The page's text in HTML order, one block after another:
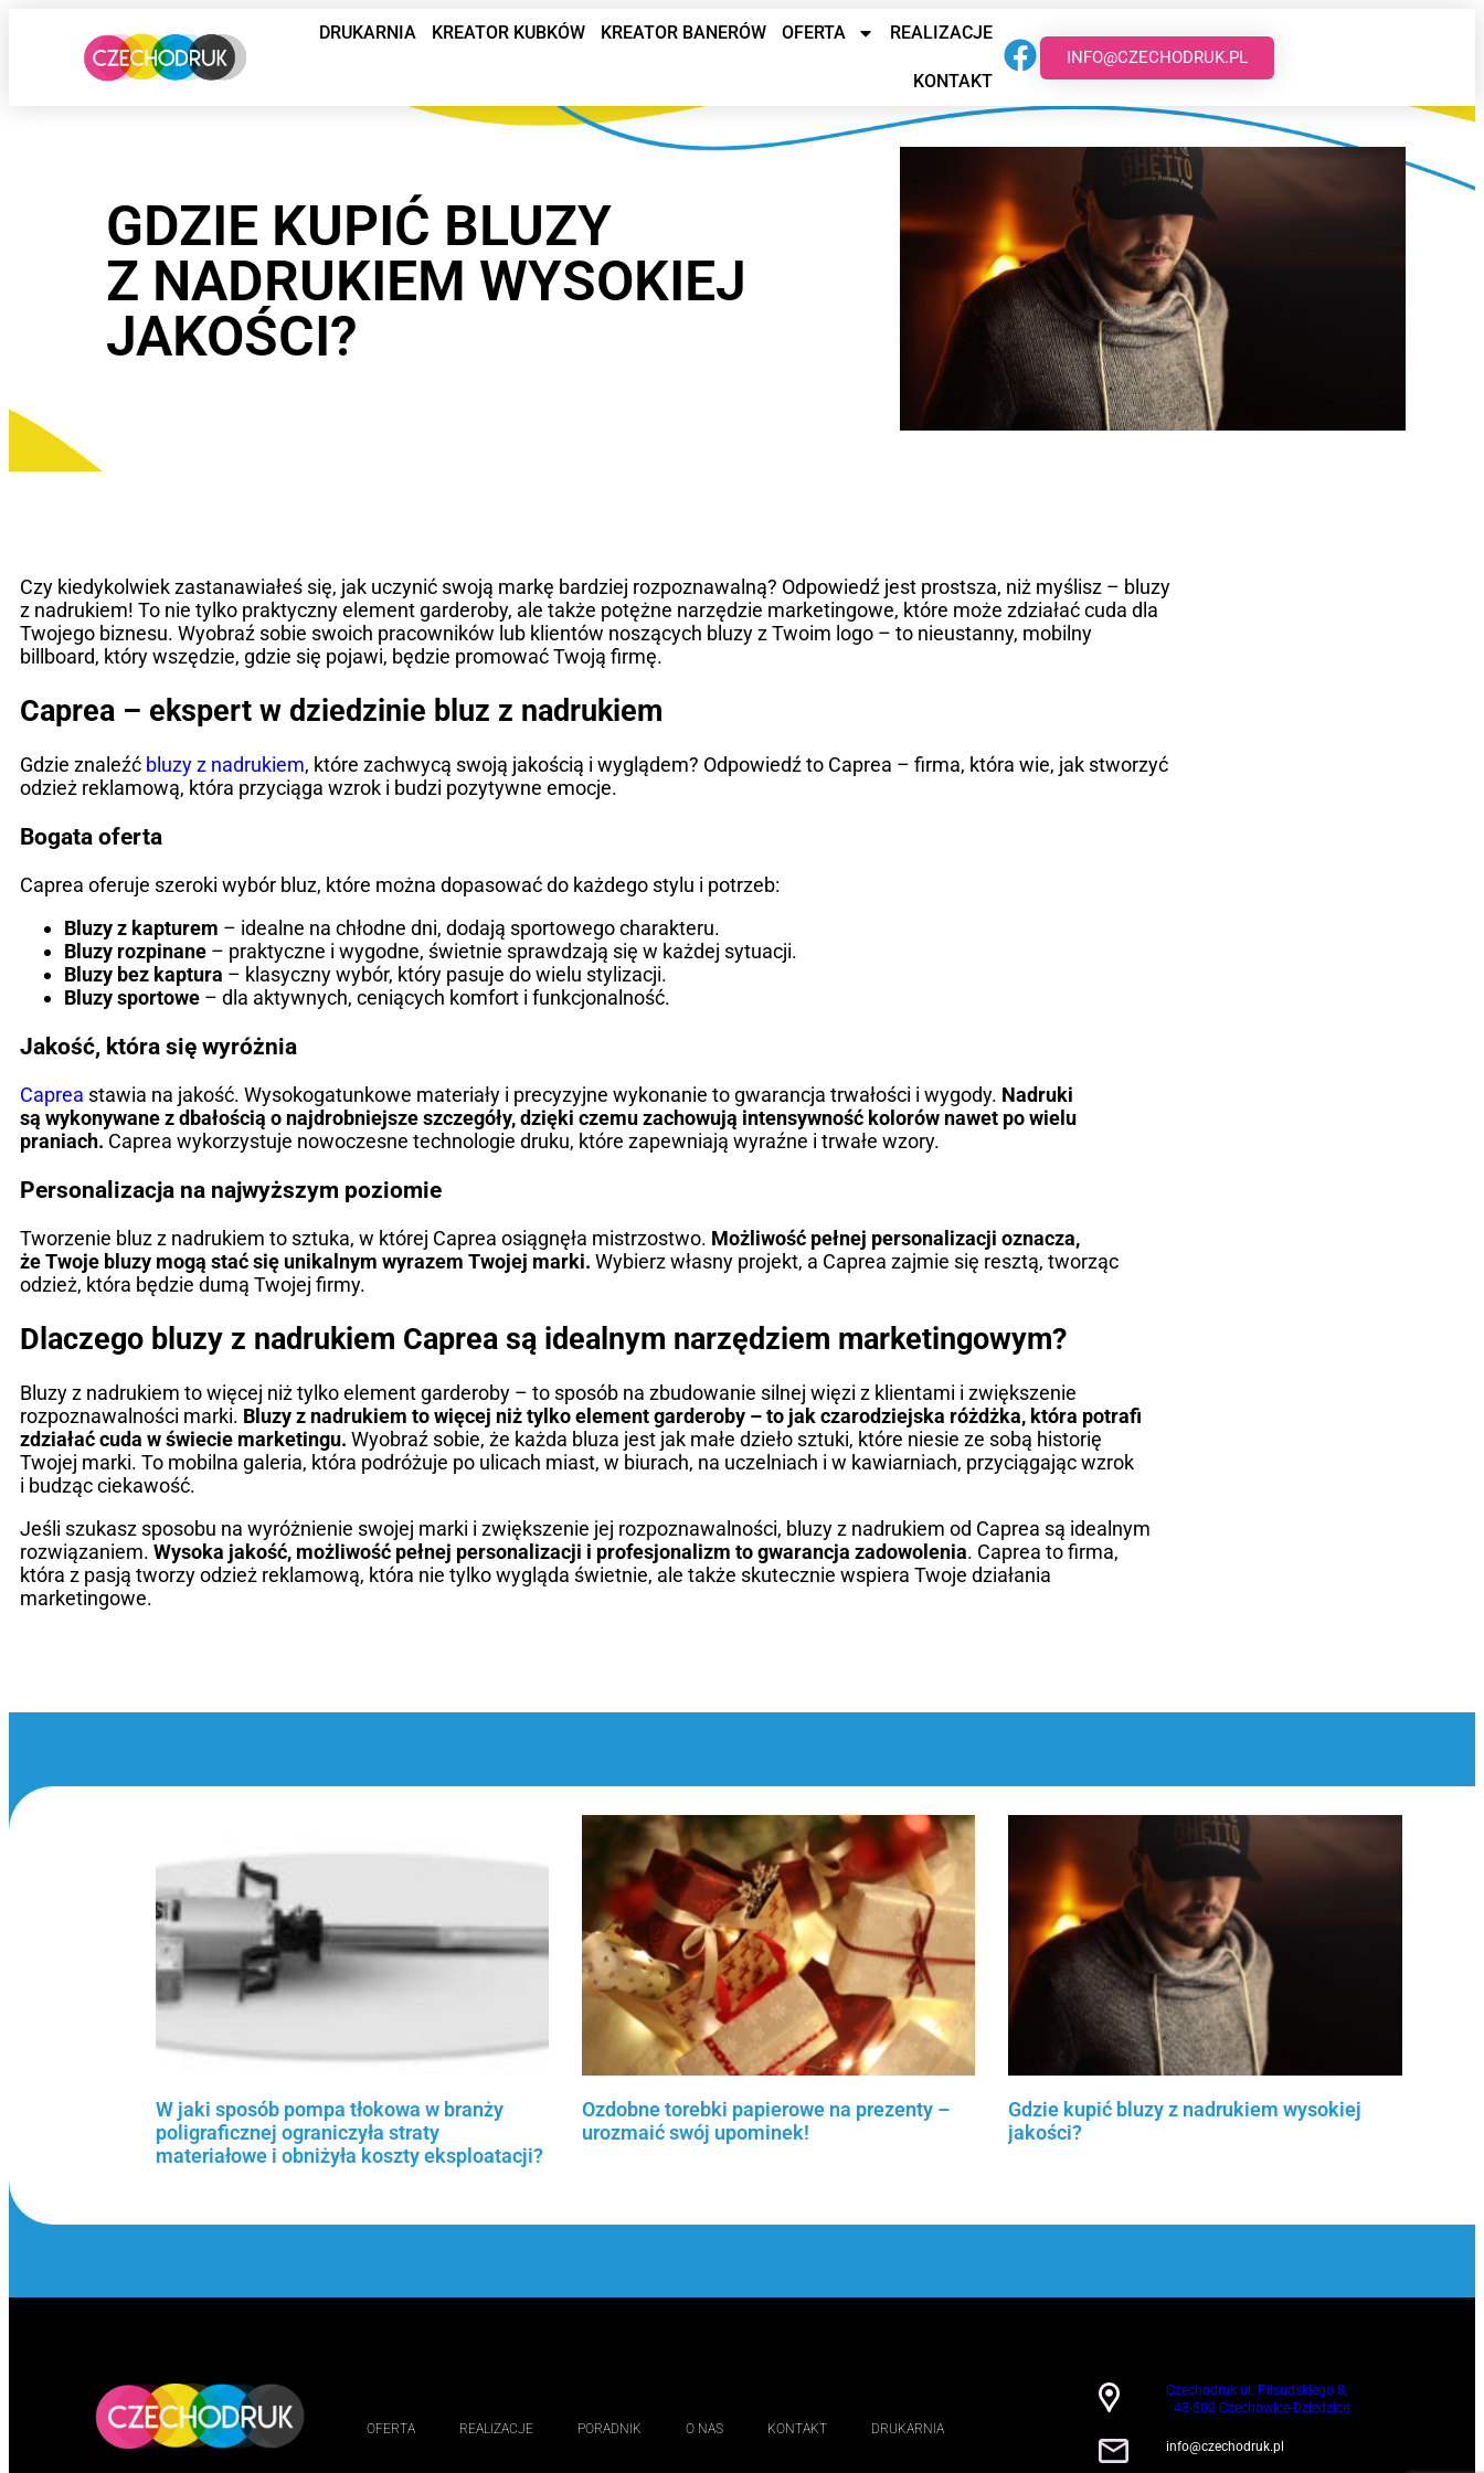
DRUKARNIA KREATOR KUBKÓW KREATOR BANERÓW OFERTA REALIZACJE
KONTAKT
INFO@CZECHODRUK.PL
GDZIE KUPIĆ BLUZY
Z NADRUKIEM WYSOKIEJ
JAKOŚCI?
Czy kiedykolwiek zastanawiałeś się, jak uczynić swoją markę bardziej rozpoznawalną? Odpowiedź jest prostsza, niż myślisz – bluzy
z nadrukiem! To nie tylko praktyczny element garderoby, ale także potężne narzędzie marketingowe, które może zdziałać cuda dla
Twojego biznesu. Wyobraź sobie swoich pracowników lub klientów noszących bluzy z Twoim logo – to nieustanny, mobilny
billboard, który wszędzie, gdzie się pojawi, będzie promować Twoją firmę.
Caprea – ekspert w dziedzinie bluz z nadrukiem
Gdzie znaleźć bluzy z nadrukiem, które zachwycą swoją jakością i wyglądem? Odpowiedź to Caprea – firma, która wie, jak stworzyć
odzież reklamową, która przyciąga wzrok i budzi pozytywne emocje.
Bogata oferta
Caprea oferuje szeroki wybór bluz, które można dopasować do każdego stylu i potrzeb:
Bluzy z kapturem – idealne na chłodne dni, dodają sportowego charakteru.
Bluzy rozpinane – praktyczne i wygodne, świetnie sprawdzają się w każdej sytuacji.
Bluzy bez kaptura – klasyczny wybór, który pasuje do wielu stylizacji.
Bluzy sportowe – dla aktywnych, ceniących komfort i funkcjonalność.
Jakość, która się wyróżnia
Caprea stawia na jakość. Wysokogatunkowe materiały i precyzyjne wykonanie to gwarancja trwałości i wygody. Nadruki
są wykonywane z dbałością o najdrobniejsze szczegóły, dzięki czemu zachowują intensywność kolorów nawet po wielu
praniach. Caprea wykorzystuje nowoczesne technologie druku, które zapewniają wyraźne i trwałe wzory.
Personalizacja na najwyższym poziomie
Tworzenie bluz z nadrukiem to sztuka, w której Caprea osiągnęła mistrzostwo. Możliwość pełnej personalizacji oznacza,
że Twoje bluzy mogą stać się unikalnym wyrazem Twojej marki. Wybierz własny projekt, a Caprea zajmie się resztą, tworząc
odzież, która będzie dumą Twojej firmy.
Dlaczego bluzy z nadrukiem Caprea są idealnym narzędziem marketingowym?
Bluzy z nadrukiem to więcej niż tylko element garderoby – to sposób na zbudowanie silnej więzi z klientami i zwiększenie
rozpoznawalności marki. Bluzy z nadrukiem to więcej niż tylko element garderoby – to jak czarodziejska różdżka, która potrafi
zdziałać cuda w świecie marketingu. Wyobraź sobie, że każda bluza jest jak małe dzieło sztuki, które niesie ze sobą historię
Twojej marki. To mobilna galeria, która podróżuje po ulicach miast, w biurach, na uczelniach i w kawiarniach, przyciągając wzrok
i budząc ciekawość.
Jeśli szukasz sposobu na wyróżnienie swojej marki i zwiększenie jej rozpoznawalności, bluzy z nadrukiem od Caprea są idealnym
rozwiązaniem. Wysoka jakość, możliwość pełnej personalizacji i profesjonalizm to gwarancja zadowolenia. Caprea to firma,
która z pasją tworzy odzież reklamową, która nie tylko wygląda świetnie, ale także skutecznie wspiera Twoje działania
marketingowe.
W jaki sposób pompa tłokowa w branży
poligraficznej ograniczyła straty
materiałowe i obniżyła koszty eksploatacji?
Ozdobne torebki papierowe na prezenty –
urozmaić swój upominek!
Gdzie kupić bluzy z nadrukiem wysokiej
jakości?
OFERTA REALIZACJE PORADNIK O NAS KONTAKT DRUKARNIA
Czechodruk ul. Piłsudskiego 8,
43-502 Czechowice-Dziedzice
info@czechodruk.pl